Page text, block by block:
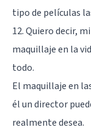
tipo de películas
12. Quiero decir,
maquillaje en la
todo.
El maquillaje en
él un director
realmente desea.